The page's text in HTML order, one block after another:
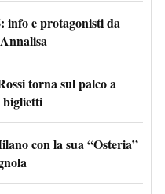
info e protagonisti da
torna sul palco a
biglietti
con la sua “Osteria”